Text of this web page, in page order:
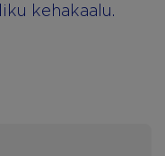
kehakaalu.